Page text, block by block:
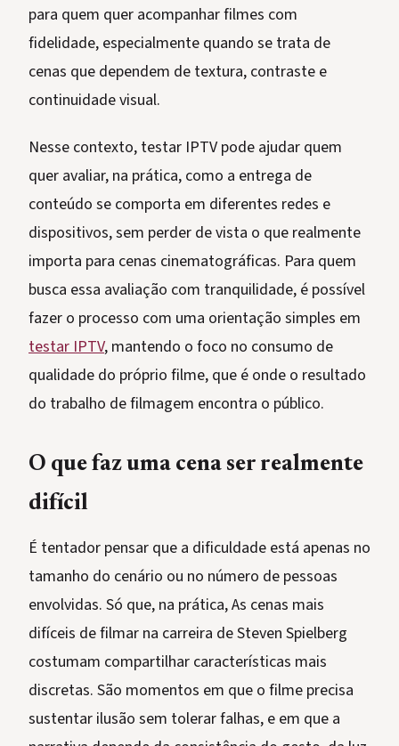
para quem quer acompanhar filmes com
fidelidade, especialmente quando se trata de
cenas que dependem de textura, contraste e
continuidade visual.
Nesse contexto, testar IPTV pode ajudar quem
quer avaliar, na prática, como a entrega de
conteúdo se comporta em diferentes redes e
dispositivos, sem perder de vista o que realmente
importa para cenas cinematográficas. Para quem
busca essa avaliação com tranquilidade, é possível
fazer o processo com uma orientação simples em
testar IPTV, mantendo o foco no consumo de
qualidade do próprio filme, que é onde o resultado
do trabalho de filmagem encontra o público.
O que faz uma cena ser realmente
difícil
É tentador pensar que a dificuldade está apenas no
tamanho do cenário ou no número de pessoas
envolvidas. Só que, na prática, As cenas mais
difíceis de filmar na carreira de Steven Spielberg
costumam compartilhar características mais
discretas. São momentos em que o filme precisa
sustentar ilusão sem tolerar falhas, e em que a